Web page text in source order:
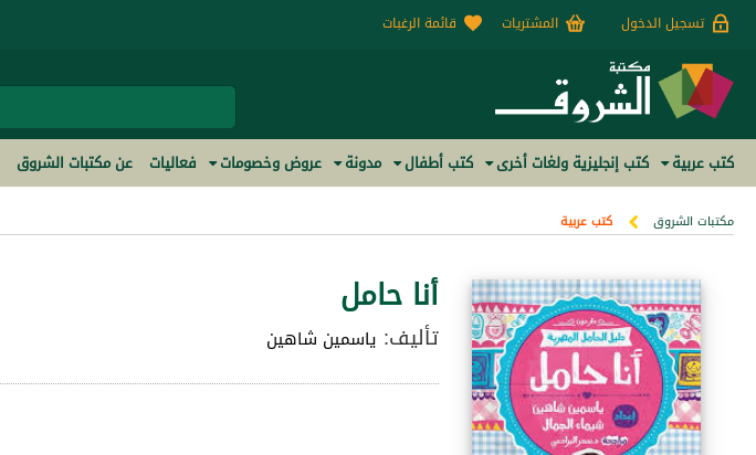
تسجيل الدخول المشتريات قائمة الرغبات
كتب عربية كتب إنجليزية ولغات أخرى كتب أطفال مدونة عروض وخصومات فعاليات عن مكتبات الشروق
مكتبات الشروق كتب عربية
أنا حامل
تأليف: ياسمين شاهين